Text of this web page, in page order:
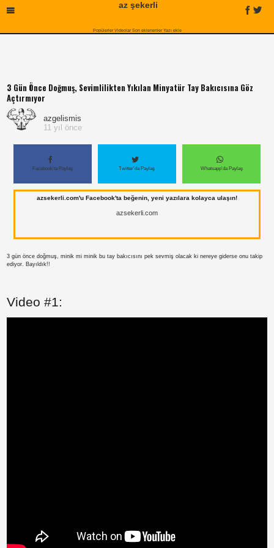
az şekerli
Popülerler Videolar Son eklenenler Yazı ekle
3 Gün Önce Doğmuş, Sevimlilikten Yıkılan Minyatür Tay Bakıcısına Göz
Açtırmıyor
azgelismis
11 yıl önce
Facebook'ta Paylaş Twitter'da Paylaş Whatsapp'da Paylaş
azsekerli.com'u Facebook'ta beğenin, yeni yazılara kolayca ulaşın!
azsekerli.com
3 gün önce doğmuş, minik mi minik bu tay bakıcısını pek sevmiş olacak ki nereye giderse onu takip
ediyor. Bayıldık!!
Video #1: